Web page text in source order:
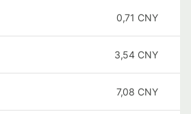
0,71 CNY
3,54 CNY
7,08 CNY